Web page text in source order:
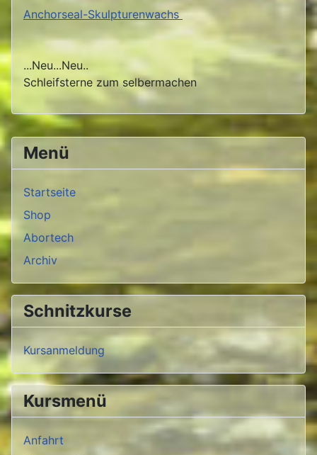
Menü
Startseite
Shop
Abortech
Archiv
Schnitzkurse
Kursanmeldung
Kursmenü
Anfahrt
Anchorseal-Skulpturenwachs
...Neu...Neu..
Schleifsterne zum selbermachen